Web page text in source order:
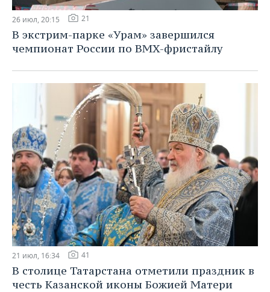
26 июл, 20:15 21
В экстрим-парке «Урам» завершился
чемпионат России по BMX-фристайлу
21 июл, 16:34 41
В столице Татарстана отметили праздник в
честь Казанской иконы Божией Матери